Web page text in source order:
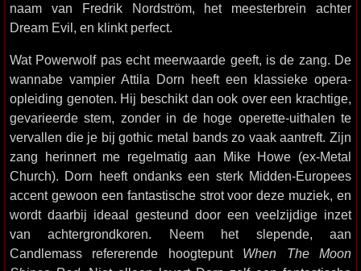
naam van Fredrik Nordström, het meesterbrein achter
Dream Evil, en klinkt perfect.
Wat Powerwolf pas echt meerwaarde geeft, is de zang. De
wannabe vampier Attila Dorn heeft een klassieke opera-
opleiding genoten. Hij beschikt dan ook over een krachtige,
gevarieerde stem, zonder in de hoge operette-uithalen te
vervallen die je bij gothic metal bands zo vaak aantreft. Zijn
zang herinnert me regelmatig aan Mike Howe (ex-Metal
Church). Dorn heeft ondanks een sterk Midden-Europees
accent gewoon een fantastische strot voor deze muziek, en
wordt daarbij ideaal gesteund door een veelzijdige inzet
van achtergrondkoren. Neem het slepende, aan
Candlemass refererende hoogtepunt When The Moon